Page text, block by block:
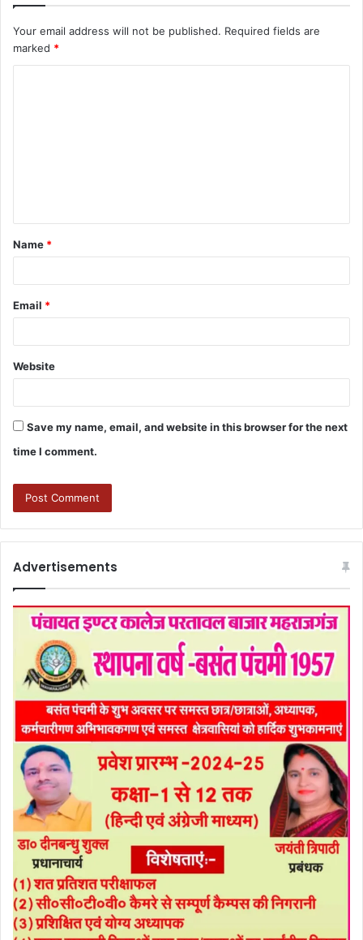
Your email address will not be published. Required fields are
marked *
Name *
Email *
Website
Save my name, email, and website in this browser for the next
time I comment.
Advertisements